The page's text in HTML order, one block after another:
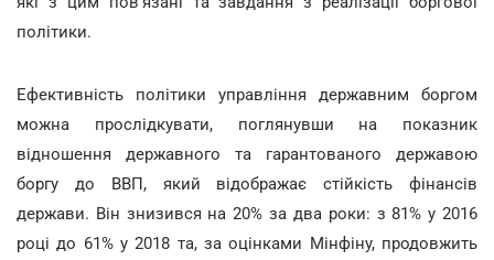
політики.
Ефективність політики управління державним боргом
можна прослідкувати, поглянувши на показник
відношення державного та гарантованого державою
боргу до ВВП, який відображає стійкість фінансів
держави. Він знизився на 20% за два роки: з 81% у 2016
році до 61% у 2018 та, за оцінками Мінфіну, продовжить